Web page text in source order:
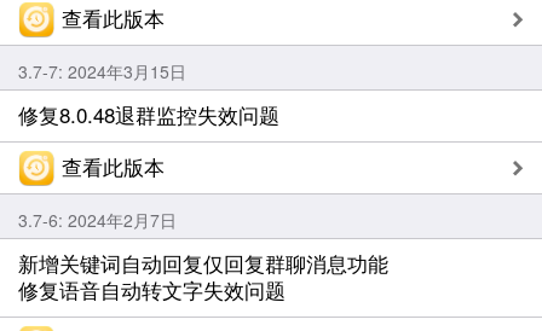
查看此版本
3.7-7: 2024年3月15日
修复8.0.48退群监控失效问题
查看此版本
3.7-6: 2024年2月7日
新增关键词自动回复仅回复群聊消息功能
修复语音自动转文字失效问题